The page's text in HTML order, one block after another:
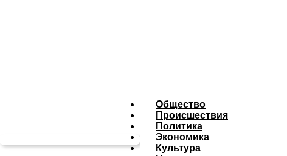
Общество
Происшествия
Политика
Экономика
Культура